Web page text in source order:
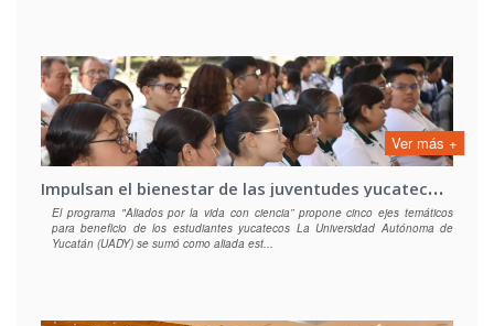
Ver más +
I
mpulsan el bienestar de las juventudes yucatecas a través de una iniciativa estatal
El programa "Aliados por la vida con ciencia” propone cinco ejes temáticos
para beneficio de los estudiantes yucatecos La Universidad Autónoma de
Yucatán (UADY) se sumó como aliada est...